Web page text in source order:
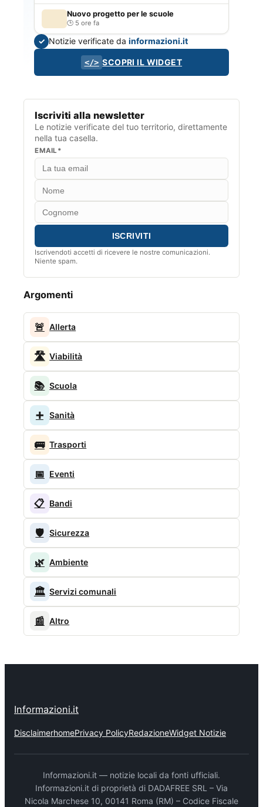
Nuovo progetto per le scuole
5 ore fa
✓ Notizie verificate dainformazioni.it
</> SCOPRI IL WIDGET
Iscriviti alla newsletter
Le notizie verificate del tuo territorio, direttamente
nella tua casella.
EMAIL*
Iscrivendoti accetti di ricevere le nostre comunicazioni.
Niente spam.
Argomenti
🚨 Allerta
🛣️ Viabilità
📚 Scuola
➕ Sanità
🚌 Trasporti
📅 Eventi
📋 Bandi
🛡️ Sicurezza
🌿 Ambiente
🏛️ Servizi comunali
📰 Altro
Informazioni.it
DisclaimerhomePrivacy PolicyRedazioneWidget Notizie
Informazioni.it — notizie locali da fonti ufficiali.
Informazioni.it di proprietà di DADAFREE SRL – Via
Nicola Marchese 10, 00141 Roma (RM) – Codice Fiscale